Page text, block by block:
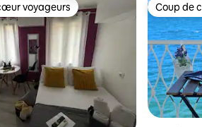
voyageurs les plus appréciés
voyageurs Coup de
Coup de